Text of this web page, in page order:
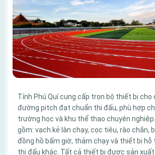
Tính Phú Quí cung cấp trọn bộ thiết bị cho
đường pitch đạt chuẩn thi đấu, phù hợp
trường học và khu thể thao chuyên
gồm: vạch kẻ làn chạy, cọc tiêu, rào chắn,
đồng hồ bấm giờ, thảm chạy và thiết bị hỗ
thi đấu khác. Tất cả thiết bị được sản